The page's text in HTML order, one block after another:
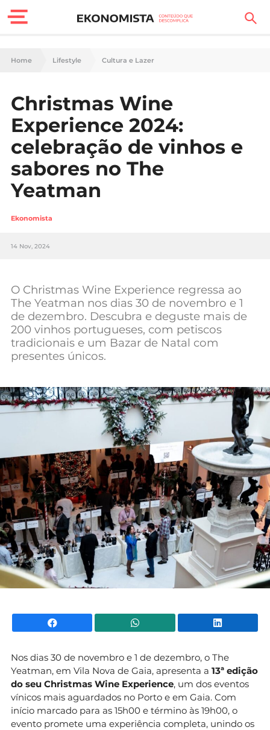
Finanças Pessoais
Carreira
Casa
Lifestyle
Sociedade
Mundial 2026
Home Lifestyle Cultura e Lazer
Christmas Wine
Experience 2024:
celebração de vinhos e
sabores no The
Yeatman
Ekonomista
14 Nov, 2024
O Christmas Wine Experience regressa ao
The Yeatman nos dias 30 de novembro e 1
de dezembro. Descubra e deguste mais de
200 vinhos portugueses, com petiscos
tradicionais e um Bazar de Natal com
presentes únicos.
Facebook WhatsApp
Nos dias 30 de novembro e 1 de dezembro, o The
Yeatman, em Vila Nova de Gaia, apresenta a 13ª edição
do seu Christmas Wine Experience, um dos eventos
vínicos mais aguardados no Porto e em Gaia. Com
início marcado para as 15h00 e término às 19h00, o
evento promete uma experiência completa, unindo os